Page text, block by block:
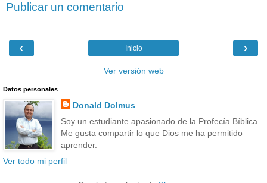
Publicar un comentario
‹ ›
Inicio
Ver versión web
Datos personales
Donald Dolmus
Soy un estudiante apasionado de la Profecía Bíblica.
Me gusta compartir lo que Dios me ha permitido
aprender.
Ver todo mi perfil